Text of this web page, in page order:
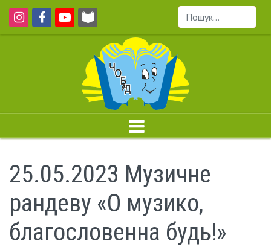
Пошук...
25.05.2023 Музичне
рандеву «О музико,
благословенна будь!»